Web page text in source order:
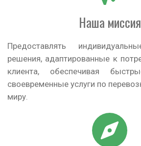
Наша миссия
Предоставлять
решения, адаптированные к
клиента, обеспечивая
своевременные услуги по
миру.